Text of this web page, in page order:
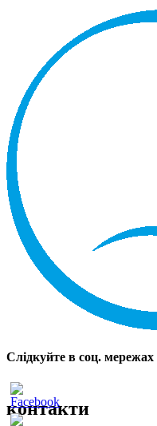
Слідкуйте в соц. мережах
контакти